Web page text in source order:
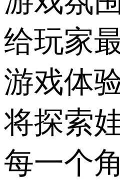
给玩家
游戏体
将探索
每一个